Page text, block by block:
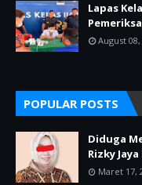
Lapas
August 08,
POPULAR POSTS
Diduga
Rizky
Maret 17,